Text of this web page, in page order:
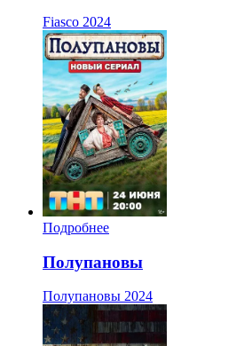
Fiasco 2024
Подробнее
Полупановы
Полупановы 2024